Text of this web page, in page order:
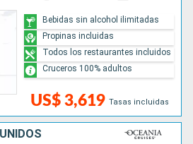
US$ 3,619 Tasas incluidas
Bebidas sin alcohol ilimitadas
Propinas incluidas
Todos los restaurantes incluidos
Cruceros 100% adultos